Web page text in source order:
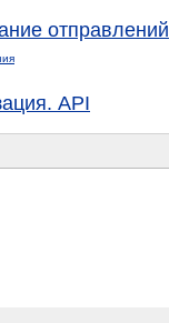
отправлений
API